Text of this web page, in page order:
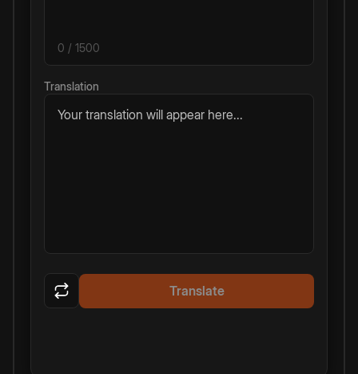
0 / 1500
Translation
Your translation will appear here...
Translate